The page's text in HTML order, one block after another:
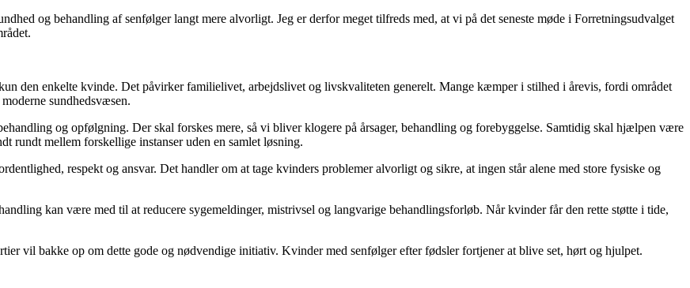
og behandling af senfølger langt mere alvorligt. Jeg er derfor meget tilfreds med, at vi på det seneste møde i Forretningsudvalget
den enkelte kvinde. Det påvirker familielivet, arbejdslivet og livskvaliteten generelt. Mange kæmper i stilhed i årevis, fordi området
sundhedsvæsen.
og opfølgning. Der skal forskes mere, så vi bliver klogere på årsager, behandling og forebyggelse. Samtidig skal hjælpen være
rundt mellem forskellige instanser uden en samlet løsning.
respekt og ansvar. Det handler om at tage kvinders problemer alvorligt og sikre, at ingen står alene med store fysiske og
kan være med til at reducere sygemeldinger, mistrivsel og langvarige behandlingsforløb. Når kvinder får den rette støtte i tide,
vil bakke op om dette gode og nødvendige initiativ. Kvinder med senfølger efter fødsler fortjener at blive set, hørt og hjulpet.